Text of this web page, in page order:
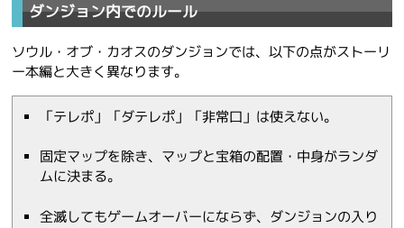
ダンジョン内でのルール
ソウル・オブ・カオスのダンジョンでは、以下の点がストーリ
ー本編と大きく異なります。
「テレポ」「ダテレポ」「非常口」は使えない。
固定マップを除き、マップと宝箱の配置・中身がランダ
ムに決まる。
全滅してもゲームオーバーにならず、ダンジョンの入り